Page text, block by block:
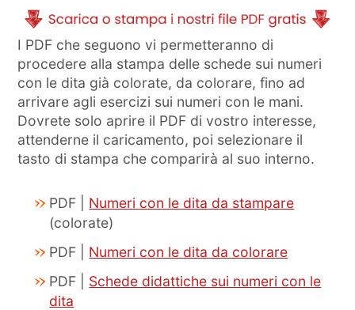
I PDF che seguono vi permetteranno di
procedere alla stampa delle schede sui numeri
con le dita già colorate, da colorare, fino ad
arrivare agli esercizi sui numeri con le mani.
Dovrete solo aprire il PDF di vostro interesse,
attenderne il caricamento, poi selezionare il
tasto di stampa che comparirà al suo interno.
PDF | Numeri con le dita da stampare
(colorate)
PDF | Numeri con le dita da colorare
PDF | Schede didattiche sui numeri con le
dita